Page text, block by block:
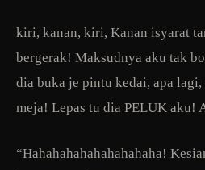
kiri, kanan, kiri, Kanan isyarat
bergerak! Maksudnya aku tak
dia buka je pintu kedai, apa
meja! Lepas tu dia PELUK aku!
“Hahahahahahahahahaha!